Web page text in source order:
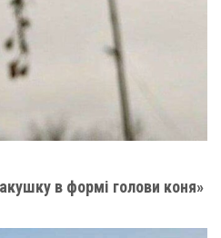
в формі голови коня»